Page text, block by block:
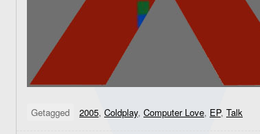
Getagged 2005, Coldplay, Computer Love, EP, Talk